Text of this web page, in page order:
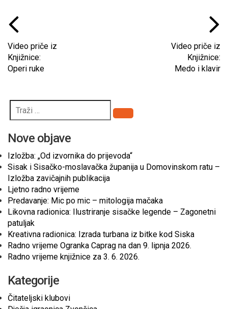
Video priče iz
Knjižnice:
Operi ruke
Video priče iz
Knjižnice:
Medo i klavir
Pretraži
Nove objave
Izložba: „Od izvornika do prijevoda“
Sisak i Sisačko-moslavačka županija u Domovinskom ratu –
Izložba zavičajnih publikacija
Ljetno radno vrijeme
Predavanje: Mic po mic – mitologija mačaka
Likovna radionica: Ilustriranje sisačke legende – Zagonetni
patuljak
Kreativna radionica: Izrada turbana iz bitke kod Siska
Radno vrijeme Ogranka Caprag na dan 9. lipnja 2026.
Radno vrijeme knjižnice za 3. 6. 2026.
Kategorije
Čitateljski klubovi